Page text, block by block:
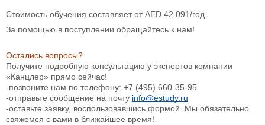
Стоимость обучения составляет от AED 42.091/год.
За помощью в поступлении обращайтесь к нам!
Остались вопросы?
Получите подробную консультацию у экспертов компании
«Канцлер» прямо сейчас!
-позвоните нам по телефону: +7 (495) 660-35-95
-отправьте сообщение на почту info@estudy.ru
-оставьте заявку, воспользовавшись формой. Мы обязательно
свяжемся с вами в ближайшее время!